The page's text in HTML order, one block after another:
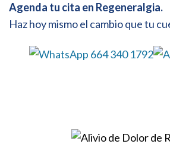
Agenda tu cita en Regeneralgia.
Haz hoy mismo el cambio que tu